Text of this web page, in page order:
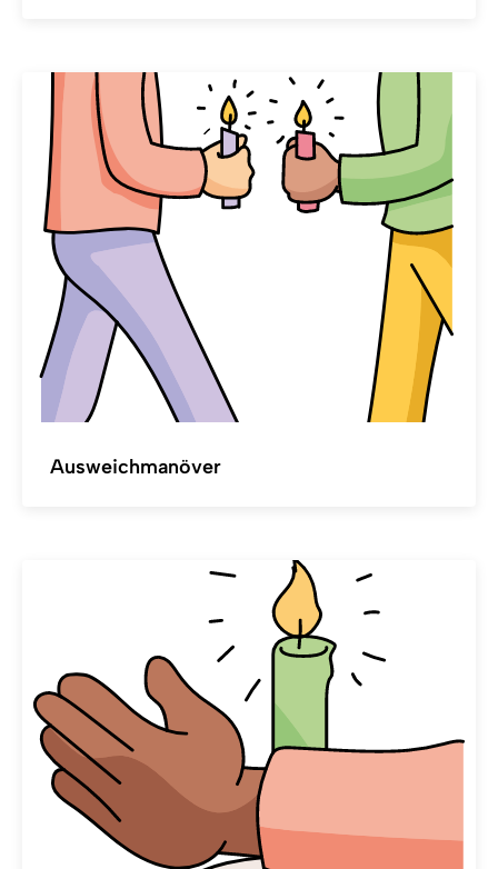
Ausweichmanöver